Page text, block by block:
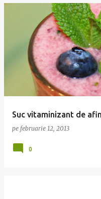
Suc vitaminizant de
pe februarie 12, 2013
0